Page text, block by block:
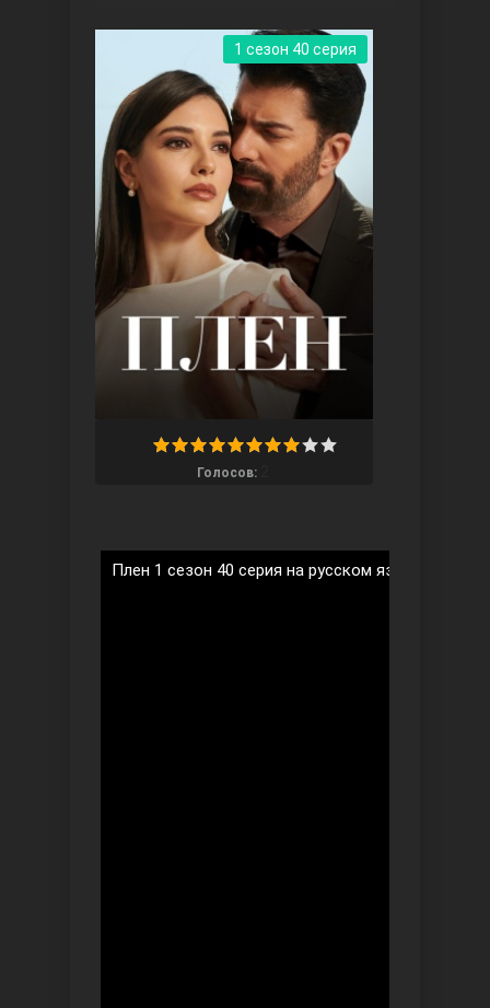
Три сестры
Ветреный холм
Голосов:
1 сезон 40 серия
Плен 1 сезон 40 серия на русском языке